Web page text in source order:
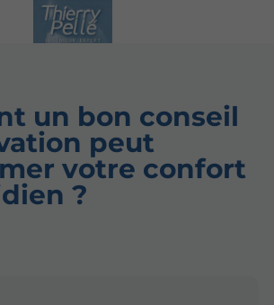
un bon conseil
peut
votre confort
?